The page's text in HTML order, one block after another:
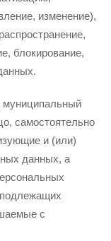
изменение),
блокирование,
муниципальный
самостоятельно
и (или)
данных, а
с